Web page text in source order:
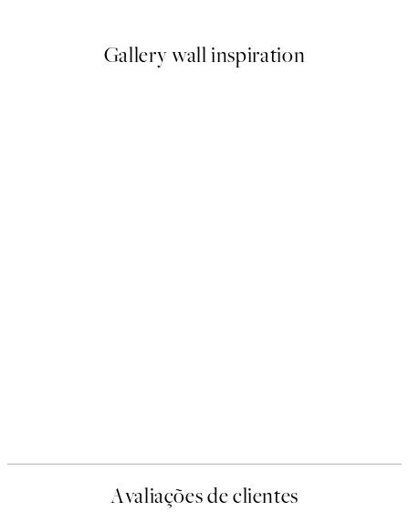
Gallery wall inspiration
Avaliações de clientes